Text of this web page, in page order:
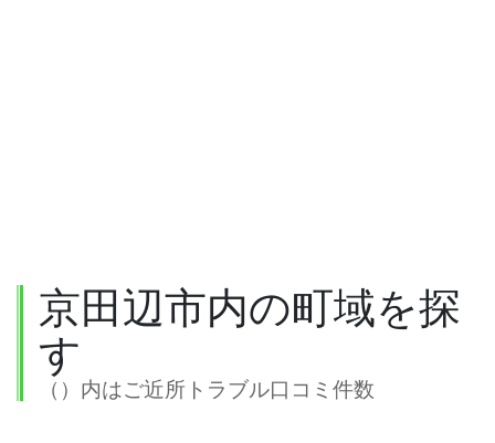
京田辺市内の町域を探
す
（）内はご近所トラブル口コミ件数